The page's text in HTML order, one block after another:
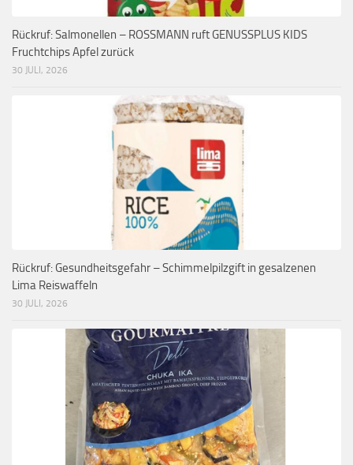
Rückruf: Salmonellen – ROSSMANN ruft GENUSSPLUS KIDS
Fruchtchips Apfel zurück
30 JULI, 2026
Rückruf: Gesundheitsgefahr – Schimmelpilzgift in gesalzenen
Lima Reiswaffeln
30 JULI, 2026